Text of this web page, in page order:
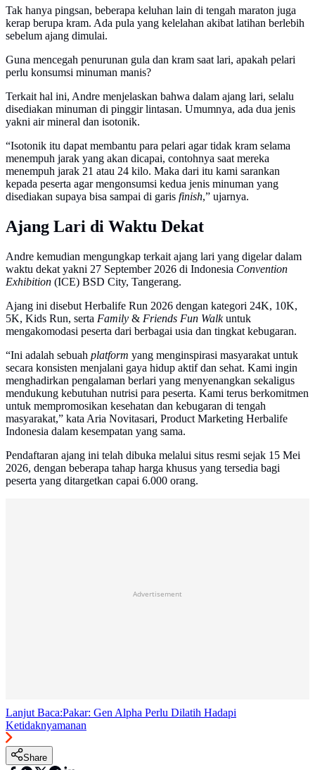
Tak hanya pingsan, beberapa keluhan lain di tengah maraton juga
kerap berupa kram. Ada pula yang kelelahan akibat latihan berlebih
sebelum ajang dimulai.
Guna mencegah penurunan gula dan kram saat lari, apakah pelari
perlu konsumsi minuman manis?
Terkait hal ini, Andre menjelaskan bahwa dalam ajang lari, selalu
disediakan minuman di pinggir lintasan. Umumnya, ada dua jenis
yakni air mineral dan isotonik.
“Isotonik itu dapat membantu para pelari agar tidak kram selama
menempuh jarak yang akan dicapai, contohnya saat mereka
menempuh jarak 21 atau 24 kilo. Maka dari itu kami sarankan
kepada peserta agar mengonsumsi kedua jenis minuman yang
disediakan supaya bisa sampai di garis finish,” ujarnya.
Ajang Lari di Waktu Dekat
Andre kemudian mengungkap terkait ajang lari yang digelar dalam
waktu dekat yakni 27 September 2026 di Indonesia Convention
Exhibition (ICE) BSD City, Tangerang.
Ajang ini disebut Herbalife Run 2026 dengan kategori 24K, 10K,
5K, Kids Run, serta Family & Friends Fun Walkuntuk
mengakomodasi peserta dari berbagai usia dan tingkat kebugaran.
“Ini adalah sebuah platform yang menginspirasi masyarakat untuk
secara konsisten menjalani gaya hidup aktif dan sehat. Kami ingin
menghadirkan pengalaman berlari yang menyenangkan sekaligus
mendukung kebutuhan nutrisi para peserta. Kami terus berkomitmen
untuk mempromosikan kesehatan dan kebugaran di tengah
masyarakat,” kata Aria Novitasari, Product Marketing Herbalife
Indonesia dalam kesempatan yang sama.
Pendaftaran ajang ini telah dibuka melalui situs resmi sejak 15 Mei
2026, dengan beberapa tahap harga khusus yang tersedia bagi
peserta yang ditargetkan capai 6.000 orang.
Advertisement
Lanjut Baca:Pakar: Gen Alpha Perlu Dilatih Hadapi
Ketidaknyamanan
Share